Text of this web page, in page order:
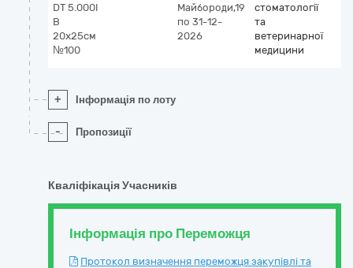
DT 5.000I
B
20x25см
№100
Майбороди,19
по 31-12-
2026
стоматології
та
ветеринарної
медицини
+ Інформація по лоту
- Пропозиції
Кваліфікація Учасників
Інформація про Переможця
Протокол визначення переможця закупівлі та